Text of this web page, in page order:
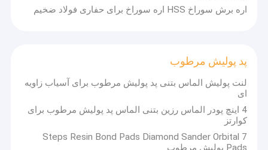
صفحه اصلی
محصولات
درباره ما
اره برش سوراخ HSS اره سوراخ برای حفاری فولاد ضخیم
پد پولیش مرطوب
لنت پولیش الماس بتنی پد پولیش مرطوب برای آسیاب زاویه
ای
4 اینچ پودر الماس رزین بتنی الماس پد پولیش مرطوب برای
کوارتز
7 Steps Resin Bond Pads Diamond Sander Orbital
Pads پولیش مرطوب
در سال 1995 تاسیس شد و در تحقیق و تولید قطعات اره سوراخ دار با
کیفیت بالا و مته های مته در طی 26 سال تخصص داشت و همیشه هدف
توسط Changjiang Zuanshi یک نام تجاری ویژه برای بازارهای خارج از